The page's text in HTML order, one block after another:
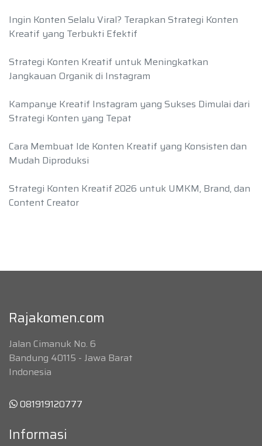
Ingin Konten Selalu Viral? Terapkan Strategi Konten
Kreatif yang Terbukti Efektif
Strategi Konten Kreatif untuk Meningkatkan
Jangkauan Organik di Instagram
Kampanye Kreatif Instagram yang Sukses Dimulai dari
Strategi Konten yang Tepat
Cara Membuat Ide Konten Kreatif yang Konsisten dan
Mudah Diproduksi
Strategi Konten Kreatif 2026 untuk UMKM, Brand, dan
Content Creator
Rajakomen.com
Jalan Cimanuk No. 6
Bandung 40115 - Jawa Barat
Indonesia
081919120777
Informasi